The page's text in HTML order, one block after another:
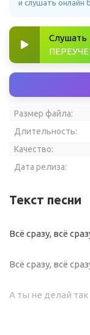
и слушать онлайн
Слушать
Размер файла:
Длительность:
Качество:
Дата релиза:
Текст песни
Всё сразу, всё
Всё сразу, всё
А ты не делай так